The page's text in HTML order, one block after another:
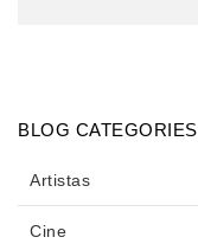
BLOG CATEGORIES
Artistas
Cine